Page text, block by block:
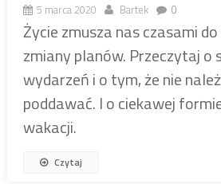
5 marca 2020 Bartek 0
Życie zmusza nas czasami
zmiany planów. Przeczytaj o
wydarzeń i o tym, że nie
poddawać. I o ciekawej
wakacji.
Czytaj